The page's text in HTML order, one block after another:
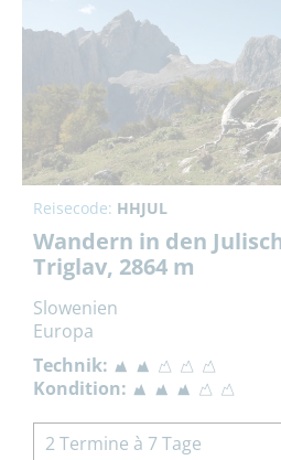
Reisecode: HHJUL
Wandern in den
Triglav, 2864 m
Slowenien
Europa
Technik:
Kondition:
2 Termine à 7 Tage